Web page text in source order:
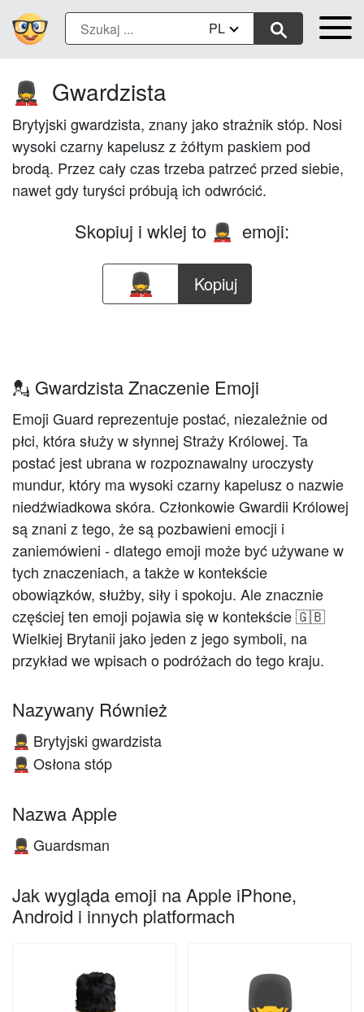
PL
💂 Gwardzista
Brytyjski gwardzista, znany jako strażnik stóp. Nosi
wysoki czarny kapelusz z żółtym paskiem pod
brodą. Przez cały czas trzeba patrzeć przed siebie,
nawet gdy turyści próbują ich odwrócić.
Skopiuj i wklej to 💂 emoji:
Kopiuj
💂 Gwardzista Znaczenie Emoji
Emoji Guard reprezentuje postać, niezależnie od
płci, która służy w słynnej Straży Królowej. Ta
postać jest ubrana w rozpoznawalny uroczysty
mundur, który ma wysoki czarny kapelusz o nazwie
niedźwiadkowa skóra. Członkowie Gwardii Królowej
są znani z tego, że są pozbawieni emocji i
zaniemówieni - dlatego emoji może być używane w
tych znaczeniach, a także w kontekście
obowiązków, służby, siły i spokoju. Ale znacznie
częściej ten emoji pojawia się w kontekście 🇬🇧
Wielkiej Brytanii jako jeden z jego symboli, na
przykład we wpisach o podróżach do tego kraju.
Nazywany Również
💂 Brytyjski gwardzista
💂 Osłona stóp
Nazwa Apple
💂 Guardsman
Jak wygląda emoji na Apple iPhone,
Android i innych platformach